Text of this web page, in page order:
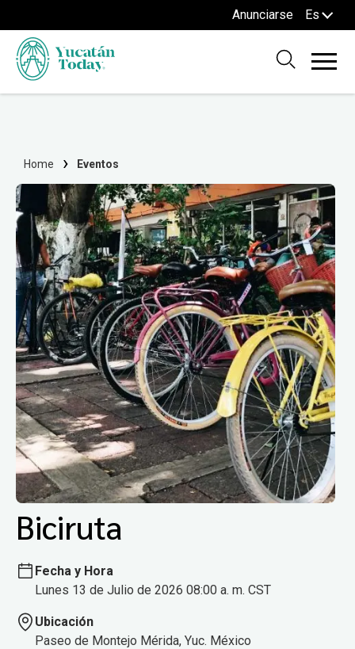
Anunciarse Es
Home Eventos
Biciruta
Fecha y Hora
Lunes 13 de Julio de 2026 08:00 a. m. CST
Ubicación
Paseo de Montejo Mérida, Yuc. México